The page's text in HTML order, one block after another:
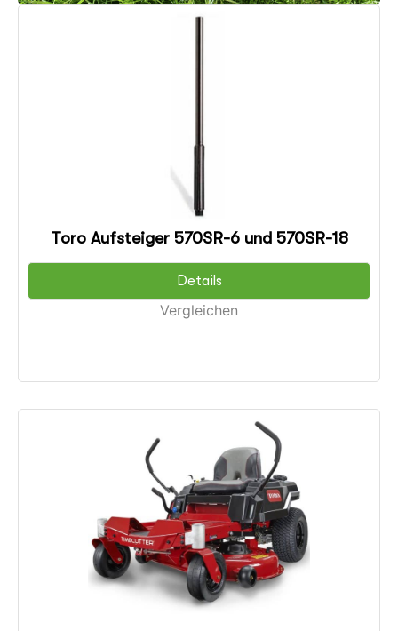
Toro Aufsteiger 570SR-6 und 570SR-18
Details
Vergleichen